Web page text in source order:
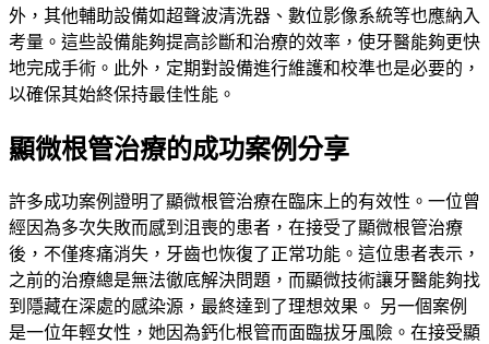
外，其他輔助設備如超聲波清洗器、數位影像系統等也應納入
考量。這些設備能夠提高診斷和治療的效率，使牙醫能夠更快
地完成手術。此外，定期對設備進行維護和校準也是必要的，
以確保其始終保持最佳性能。
顯微根管治療的成功案例分享
許多成功案例證明了顯微根管治療在臨床上的有效性。一位曾
經因為多次失敗而感到沮喪的患者，在接受了顯微根管治療
後，不僅疼痛消失，牙齒也恢復了正常功能。這位患者表示，
之前的治療總是無法徹底解決問題，而顯微技術讓牙醫能夠找
到隱藏在深處的感染源，最終達到了理想效果。 另一個案例
是一位年輕女性，她因為鈣化根管而面臨拔牙風險。在接受顯